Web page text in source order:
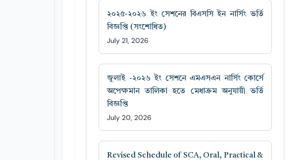
২০২৫-২০২৬ ইং সেশনের বিএসসি ইন নার্সিং ভর্তি
বিজ্ঞপ্তি (সংশোধিত)
July 21, 2026
জুলাই -২০২৬ ইং সেশনে এমএসএন নার্সিং কোর্সে
অপেক্ষমান তালিকা হতে মেধাক্রম অনুযায়ী ভর্তি
বিজ্ঞপ্তি
July 20, 2026
Revised Schedule of SCA, Oral, Practical &